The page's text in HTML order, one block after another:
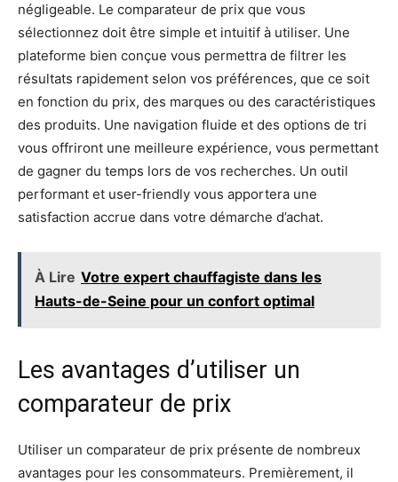
négligeable. Le comparateur de prix que vous
sélectionnez doit être simple et intuitif à utiliser. Une
plateforme bien conçue vous permettra de filtrer les
résultats rapidement selon vos préférences, que ce soit
en fonction du prix, des marques ou des caractéristiques
des produits. Une navigation fluide et des options de tri
vous offriront une meilleure expérience, vous permettant
de gagner du temps lors de vos recherches. Un outil
performant et user-friendly vous apportera une
satisfaction accrue dans votre démarche d’achat.
À Lire Votre expert chauffagiste dans les
Hauts-de-Seine pour un confort optimal
Les avantages d’utiliser un
comparateur de prix
Utiliser un comparateur de prix présente de nombreux
avantages pour les consommateurs. Premièrement, il